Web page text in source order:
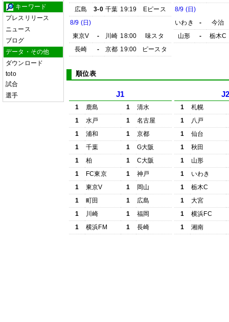
キーワード
プレスリリース
ニュース
ブログ
データ・その他
ダウンロード
toto
試合
選手
広島
3-0 千葉 19:19
Eピース
8/9 (日)
東京V
- 川崎 18:00
味スタ
長崎
- 京都 19:00 ピースタ
8/9 (日)
いわき
-
今治
山形
- 栃木C
順位表
J1
1 鹿島 1
清水
1
水戸 1
名古屋
1
浦和 1
京都
1
千葉 1
G大阪
1
柏 1
C大阪
1
FC東京 1
神戸
1
東京V 1
岡山
1
町田 1
広島
1
川崎 1
福岡
1
横浜FM 1 長崎
1
札幌
1
八戸
1
仙台
1
秋田
1
山形
1
いわき
1
栃木C
1
大宮
1
横浜FC
1
湘南